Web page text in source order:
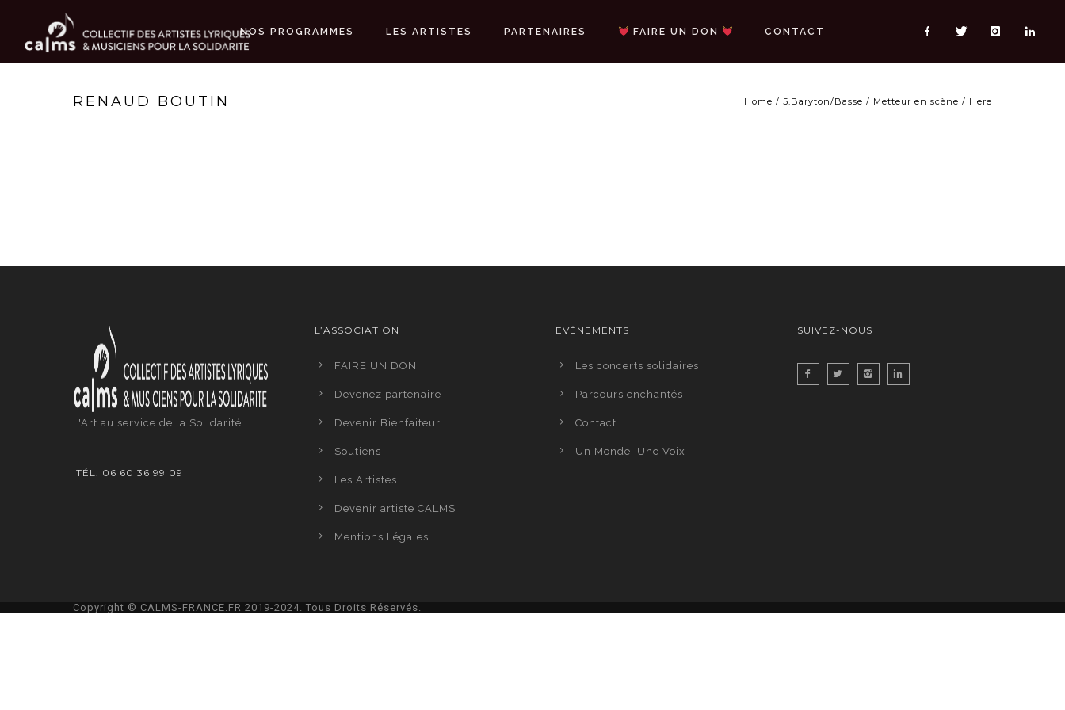
NOS PROGRAMMES LES ARTISTES PARTENAIRES FAIRE UN DON CONTACT
RENAUD BOUTIN Home / 5.Baryton/Basse / Metteur en scène / Here
L'Art au service de la Solidarité
TÉL. 06 60 36 99 09
L’ASSOCIATION
FAIRE UN DON
Devenez partenaire
Devenir Bienfaiteur
Soutiens
Les Artistes
Devenir artiste CALMS
Mentions Légales
EVÈNEMENTS
Les concerts solidaires
Parcours enchantés
Contact
Un Monde, Une Voix
SUIVEZ-NOUS
Copyright © CALMS-FRANCE.FR 2019-2024. Tous Droits Réservés.